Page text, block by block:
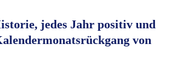
jedes Jahr positiv und
von